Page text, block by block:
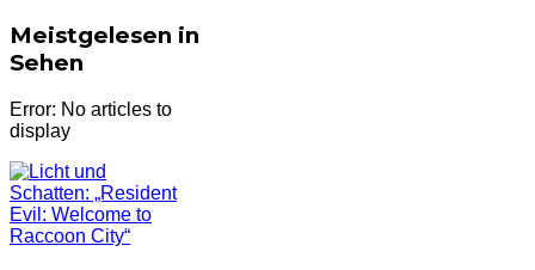
Meistgelesen in
Sehen
Error: No articles to
display